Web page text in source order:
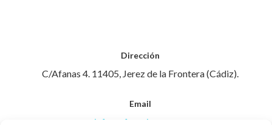
Dirección
C/Afanas 4. 11405, Jerez de la Frontera (Cádiz).
Email
info@afanasjerez.com